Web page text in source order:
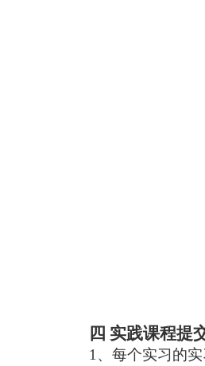
四 实践课程提
1、 每个实习的